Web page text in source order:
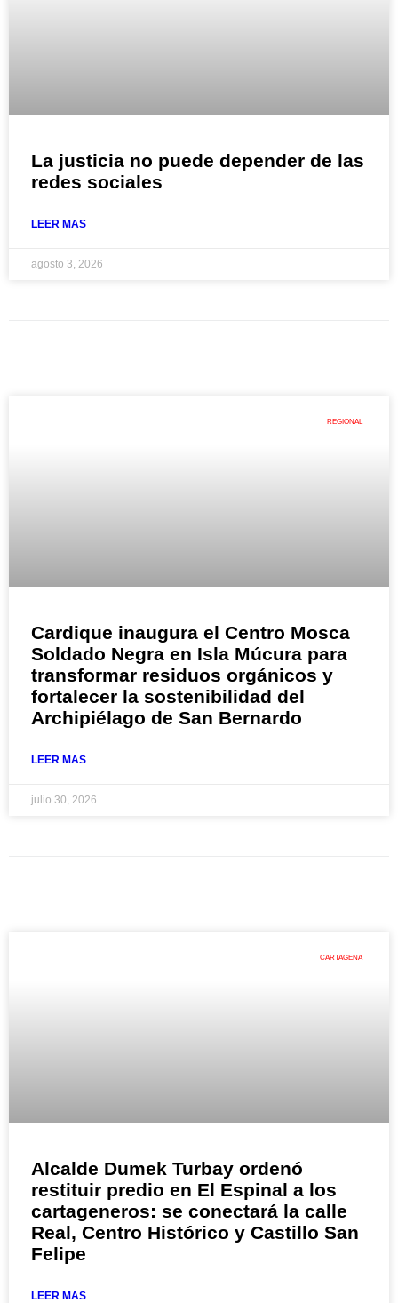
La justicia no puede depender de las
redes sociales
LEER MAS
agosto 3, 2026
REGIONAL
Cardique inaugura el Centro Mosca
Soldado Negra en Isla Múcura para
transformar residuos orgánicos y
fortalecer la sostenibilidad del
Archipiélago de San Bernardo
LEER MAS
julio 30, 2026
CARTAGENA
Alcalde Dumek Turbay ordenó
restituir predio en El Espinal a los
cartageneros: se conectará la calle
Real, Centro Histórico y Castillo San
Felipe
LEER MAS